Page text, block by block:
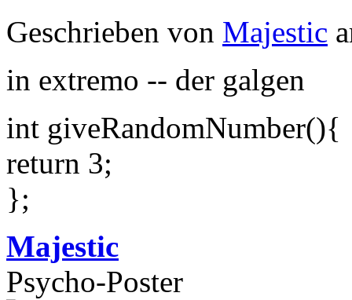
Geschrieben von Majestic
in extremo -- der galgen
int giveRandomNumber(){
return 3;
};
Majestic
Psycho-Poster